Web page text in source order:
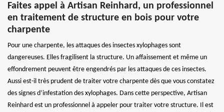
Faites appel à Artisan Reinhard, un professionnel
en traitement de structure en bois pour votre
charpente
Pour une charpente, les attaques des insectes xylophages sont
dangereuses. Elles fragilisent la structure. Un affaissement et même un
effondrement peuvent être engendrés par les attaques de ces insectes.
Aussi est-il très prudent de traiter votre charpente dès que vous constatez
des signes d’infestation des xylophages. Dans cette perspective, Artisan
Reinhard est un professionnel à appeler pour traiter votre structure. Il est